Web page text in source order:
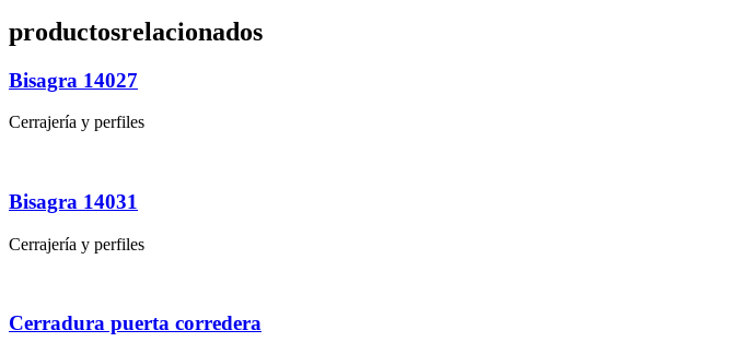
productosrelacionados
Bisagra 14027
Cerrajería y perfiles
Bisagra 14031
Cerrajería y perfiles
Cerradura puerta corredera